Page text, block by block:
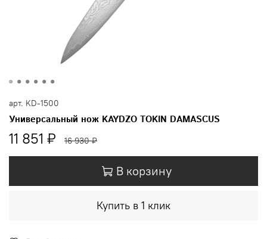
арт. KD-1500
Универсальный нож KAYDZO TOKIN DAMASCUS
11 851 ₽ 16 930 ₽
В корзину
Купить в 1 клик